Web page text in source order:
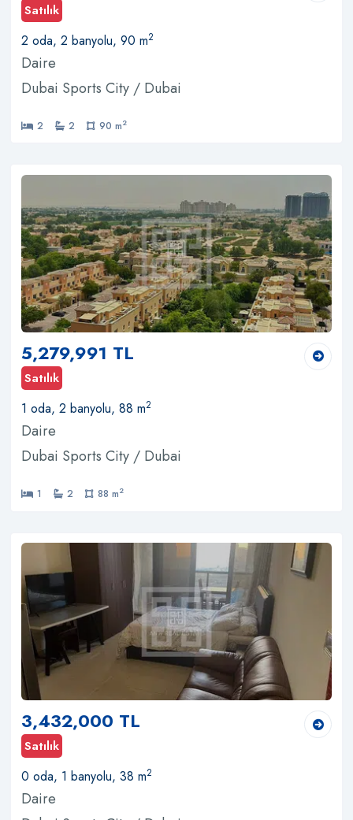
Satılık
2 oda, 2 banyolu, 90 m2
Daire
Dubai Sports City / Dubai
2 2 90 m2
5,279,991 TL
Satılık
1 oda, 2 banyolu, 88 m2
Daire
Dubai Sports City / Dubai
1 2 88 m2
3,432,000 TL
Satılık
0 oda, 1 banyolu, 38 m2
Daire